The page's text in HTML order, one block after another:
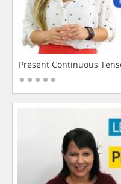
Present Continuous